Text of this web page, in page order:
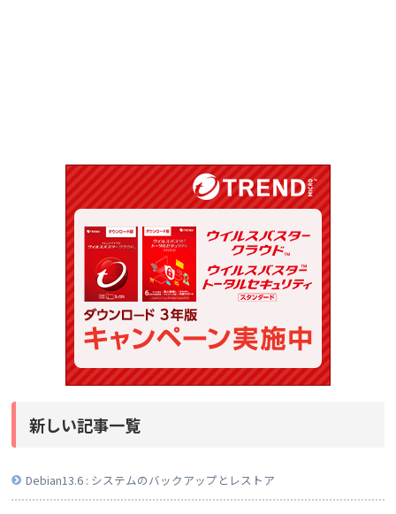
新しい記事一覧
Debian13.6 : システムのバックアップとレストア